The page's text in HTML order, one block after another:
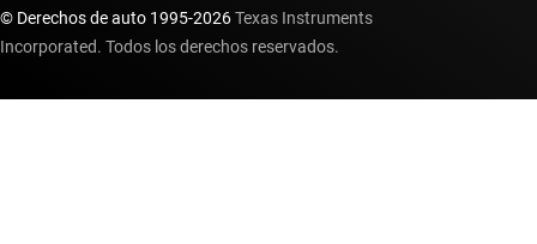
© Derechos de auto 1995-2026Texas Instruments
Incorporated. Todos los derechos reservados.